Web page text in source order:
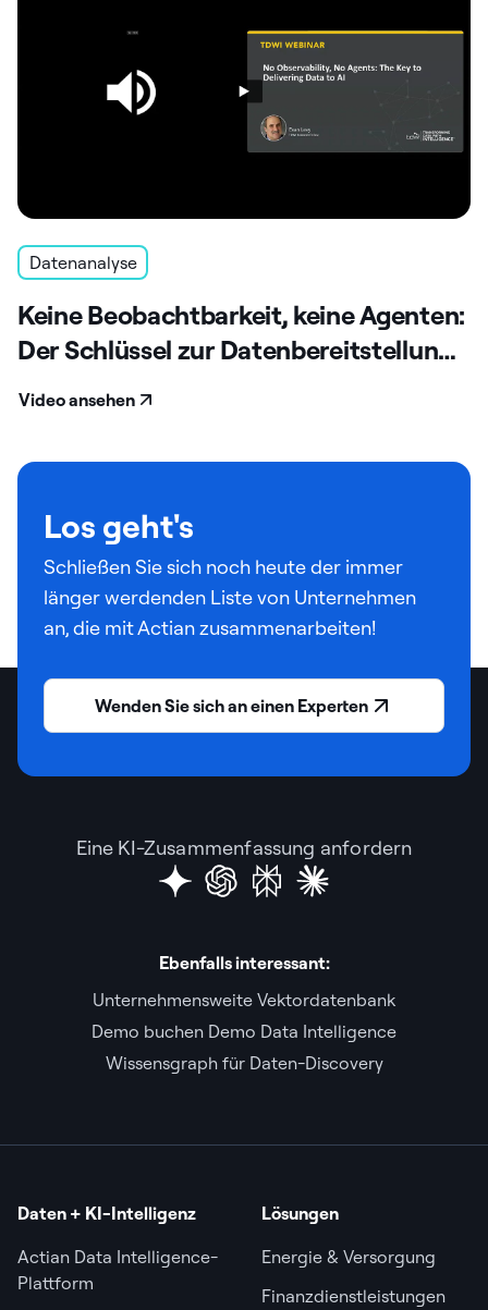
Datenanalyse
Keine Beobachtbarkeit, keine Agenten:
Der Schlüssel zur Datenbereitstellung
für KI
Video ansehen
Los geht's
Schließen Sie sich noch heute der immer
länger werdenden Liste von Unternehmen
an, die mit Actian zusammenarbeiten!
Wenden Sie sich an einen Experten
Eine KI-Zusammenfassung anfordern
Ebenfalls interessant:
Unternehmensweite Vektordatenbank
Demo buchen Demo Data Intelligence
Wissensgraph für Daten-Discovery
Daten + KI-Intelligenz
Actian Data Intelligence-
Plattform
Lösungen
Energie & Versorgung
Finanzdienstleistungen